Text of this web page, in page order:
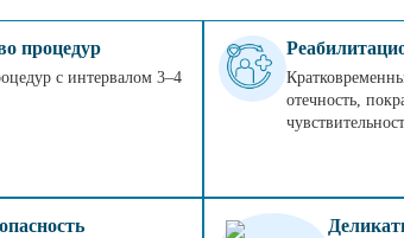
процедур
с интервалом 3–4
отечность,